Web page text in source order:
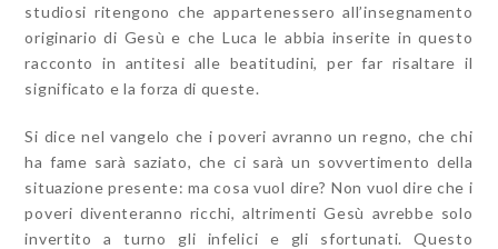
studiosi ritengono che appartenessero all’insegnamento
originario di Gesù e che Luca le abbia inserite in questo
racconto in antitesi alle beatitudini, per far risaltare il
significato e la forza di queste.
Si dice nel vangelo che i poveri avranno un regno, che chi
ha fame sarà saziato, che ci sarà un sovvertimento della
situazione presente: ma cosa vuol dire? Non vuol dire che i
poveri diventeranno ricchi, altrimenti Gesù avrebbe solo
invertito a turno gli infelici e gli sfortunati. Questo